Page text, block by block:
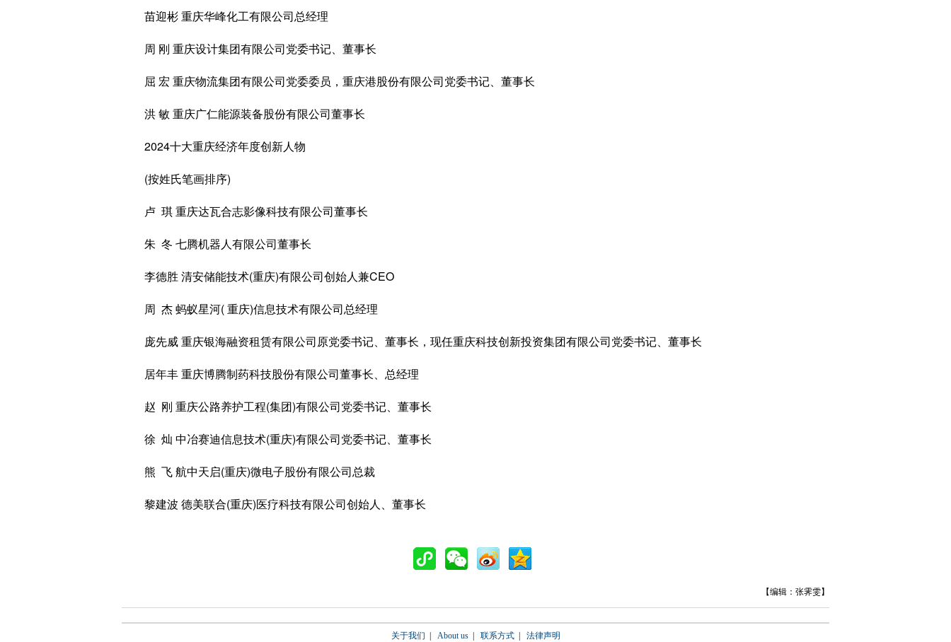
苗迎彬 重庆华峰化工有限公司总经理
周 刚 重庆设计集团有限公司党委书记、董事长
屈 宏 重庆物流集团有限公司党委委员，重庆港股份有限公司党委书记、董事长
洪 敏 重庆广仁能源装备股份有限公司董事长
2024十大重庆经济年度创新人物
(按姓氏笔画排序)
卢 琪 重庆达瓦合志影像科技有限公司董事长
朱 冬 七腾机器人有限公司董事长
李德胜 清安储能技术(重庆)有限公司创始人兼CEO
周 杰 蚂蚁星河( 重庆)信息技术有限公司总经理
庞先威 重庆银海融资租赁有限公司原党委书记、董事长，现任重庆科技创新投资集团有限公司党委书记、董事长
居年丰 重庆博腾制药科技股份有限公司董事长、总经理
赵 刚 重庆公路养护工程(集团)有限公司党委书记、董事长
徐 灿 中冶赛迪信息技术(重庆)有限公司党委书记、董事长
熊 飞 航中天启(重庆)微电子股份有限公司总裁
黎建波 德美联合(重庆)医疗科技有限公司创始人、董事长
【编辑：张霁雯】
关于我们 About us| 联系方式| 法律声明